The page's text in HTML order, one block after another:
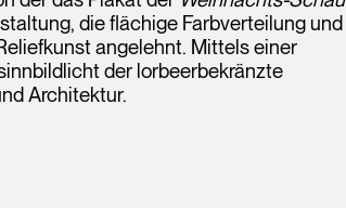
die flächige Farbverteilung und
angelehnt. Mittels einer
der lorbeerbekränzte
Architektur.